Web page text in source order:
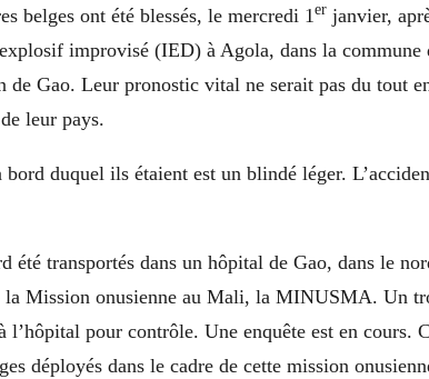
belges ont été blessés, le mercredi 1er janvier,
improvisé (IED) à Agola, dans la commune
de Gao. Leur pronostic vital ne serait pas du tout
leur pays.
duquel ils étaient est un blindé léger.
été transportés dans un hôpital de Gao, dans le
la Mission onusienne au Mali, la MINUSMA. Un
l’hôpital pour contrôle. Une enquête est en cours.
déployés dans le cadre de cette mission